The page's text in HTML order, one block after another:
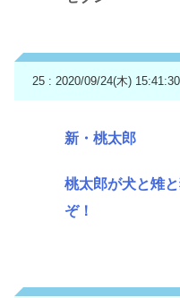
25 : 2020/09/24(木)
新・桃太郎
桃太郎が犬と雉
ぞ！